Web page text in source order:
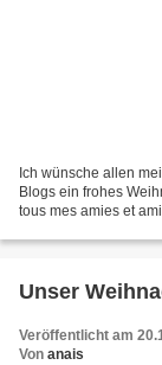
Ich wünsche allen
Blogs ein frohes
tous mes amies et
Unser
Veröffentlicht am
Von anais